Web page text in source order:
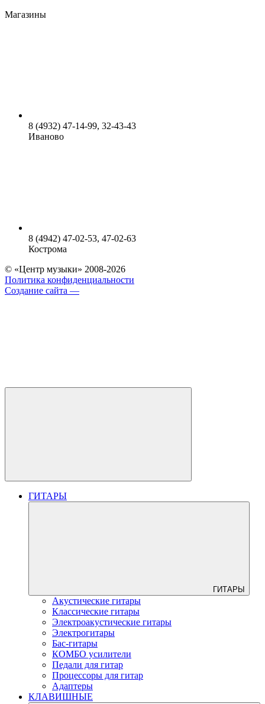
Магазины
8 (4932) 47-14-99, 32-43-43
Иваново
8 (4942) 47-02-53, 47-02-63
Кострома
© «Центр музыки» 2008-2026
Политика конфиденциальности
Создание сайта —
ГИТАРЫ
ГИТАРЫ
Акустические гитары
Классические гитары
Электроакустические гитары
Электрогитары
Бас-гитары
КОМБО усилители
Педали для гитар
Процессоры для гитар
Адаптеры
КЛАВИШНЫЕ